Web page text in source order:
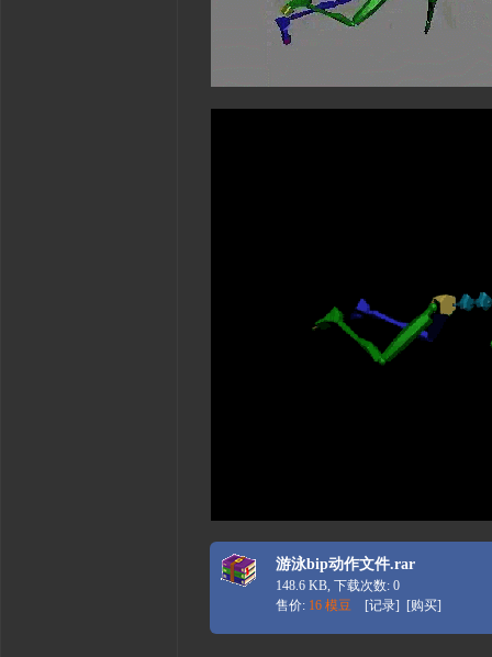
游泳bip动作文件.rar
148.6 KB, 下载次数: 0
售价: 16 模豆 [记录] [购买]